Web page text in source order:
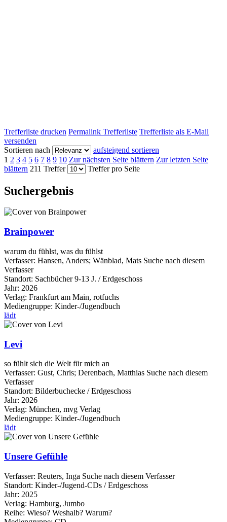
Trefferliste drucken Permalink Trefferliste Trefferliste als E-Mail
versenden
Sortieren nach
aufsteigend sortieren
1 2 3 4 5 6 7 8 9 10 Zur nächsten Seite blättern Zur letzten Seite
blättern 211 Treffer Treffer pro Seite
Suchergebnis
Brainpower
warum du fühlst, was du fühlst
Verfasser: Hansen, Anders; Wänblad, Mats Suche nach diesem
Verfasser
Standort: Sachbücher 9-13 J. / Erdgeschoss
Jahr: 2026
Verlag: Frankfurt am Main, rotfuchs
Mediengruppe: Kinder-/Jugendbuch
lädt
Levi
so fühlt sich die Welt für mich an
Verfasser: Gust, Chris; Derenbach, Matthias Suche nach diesem
Verfasser
Standort: Bilderbuchecke / Erdgeschoss
Jahr: 2026
Verlag: München, mvg Verlag
Mediengruppe: Kinder-/Jugendbuch
lädt
Unsere Gefühle
Verfasser: Reuters, Inga Suche nach diesem Verfasser
Standort: Kinder-/Jugend-CDs / Erdgeschoss
Jahr: 2025
Verlag: Hamburg, Jumbo
Reihe: Wieso? Weshalb? Warum?